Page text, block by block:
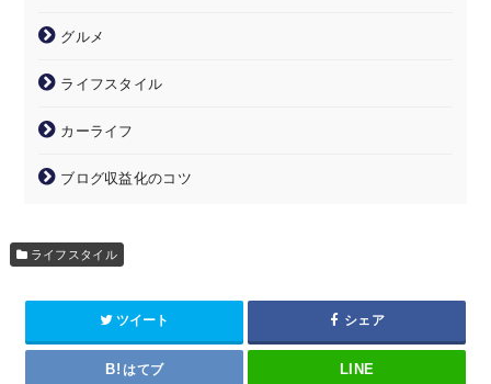
グルメ
ライフスタイル
カーライフ
ブログ収益化のコツ
ライフスタイル
ツイート シェア
はてブ